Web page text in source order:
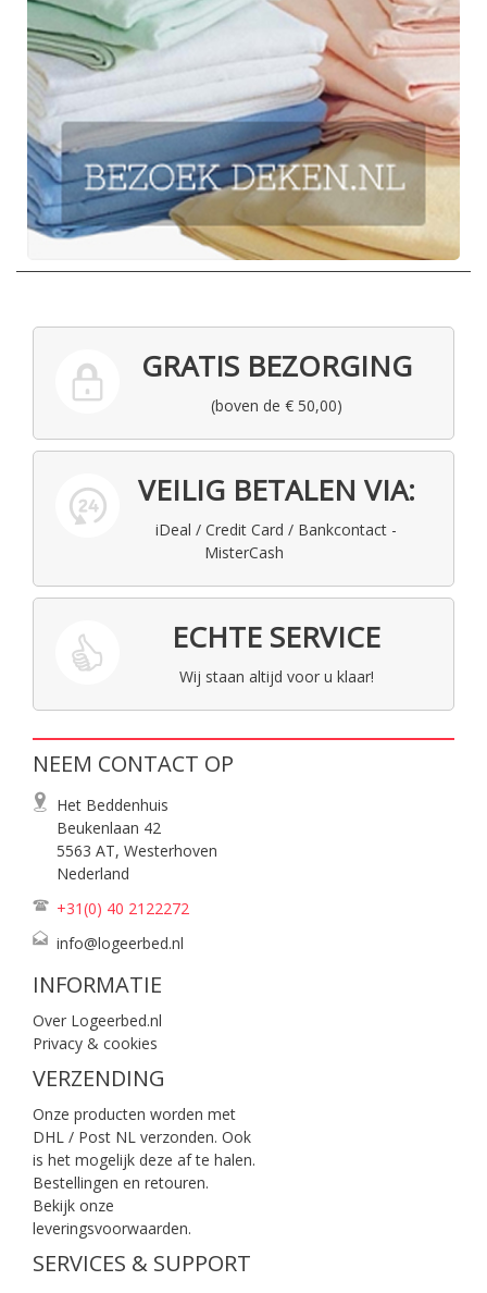
GRATIS BEZORGING
(boven de € 50,00)
VEILIG BETALEN VIA:
iDeal / Credit Card / Bankcontact -
MisterCash
ECHTE SERVICE
Wij staan altijd voor u klaar!
NEEM CONTACT OP
Het Beddenhuis
Beukenlaan 42
5563 AT, Westerhoven
Nederland
+31(0) 40 2122272
info@logeerbed.nl
INFORMATIE
Over Logeerbed.nl
Privacy & cookies
VERZENDING
Onze producten worden met
DHL / Post NL verzonden. Ook
is het mogelijk deze af te halen.
Bestellingen en retouren.
Bekijk onze
leveringsvoorwaarden.
SERVICES & SUPPORT